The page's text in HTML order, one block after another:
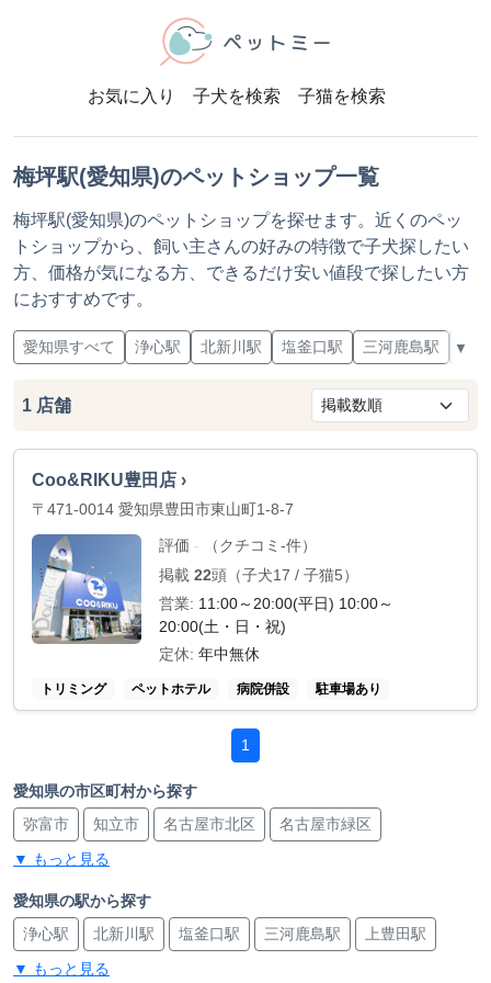
お気に入り 子犬を検索 子猫を検索
梅坪駅(愛知県)のペットショップ一覧
梅坪駅(愛知県)のペットショップを探せます。近くのペッ
トショップから、飼い主さんの好みの特徴で子犬探したい
方、価格が気になる方、できるだけ安い値段で探したい方
におすすめです。
愛知県すべて 浄心駅 北新川駅 塩釜口駅 三河鹿島駅 上
▼
1 店舗
Coo&RIKU豊田店 ›
〒471-0014 愛知県豊田市東山町1-8-7
評価 -
（クチコミ-件）
掲載 22頭（子犬17 / 子猫5）
営業: 11:00～20:00(平日) 10:00～
20:00(土・日・祝)
定休: 年中無休
トリミング ペットホテル 病院併設 駐車場あり
1
愛知県の市区町村から探す
弥富市
知立市 名古屋市北区 名古屋市緑区
愛知郡東郷町
尾張旭市 日進市
あま市 蒲郡市 名古屋市昭和区 津島市 名古屋市東区
安城市 春日井市
▼ もっと見る
愛知県の駅から探す
浄心駅
北新川駅 塩釜口駅 三河鹿島駅 上豊田駅
新川町駅 西一宮駅
▼ もっと見る